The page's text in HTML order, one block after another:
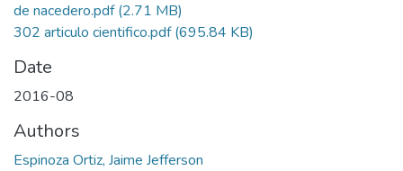
de nacedero.pdf(2.71 MB)
302 articulo cientifico.pdf(695.84 KB)
Date
2016-08
Authors
Espinoza Ortiz, Jaime Jefferson